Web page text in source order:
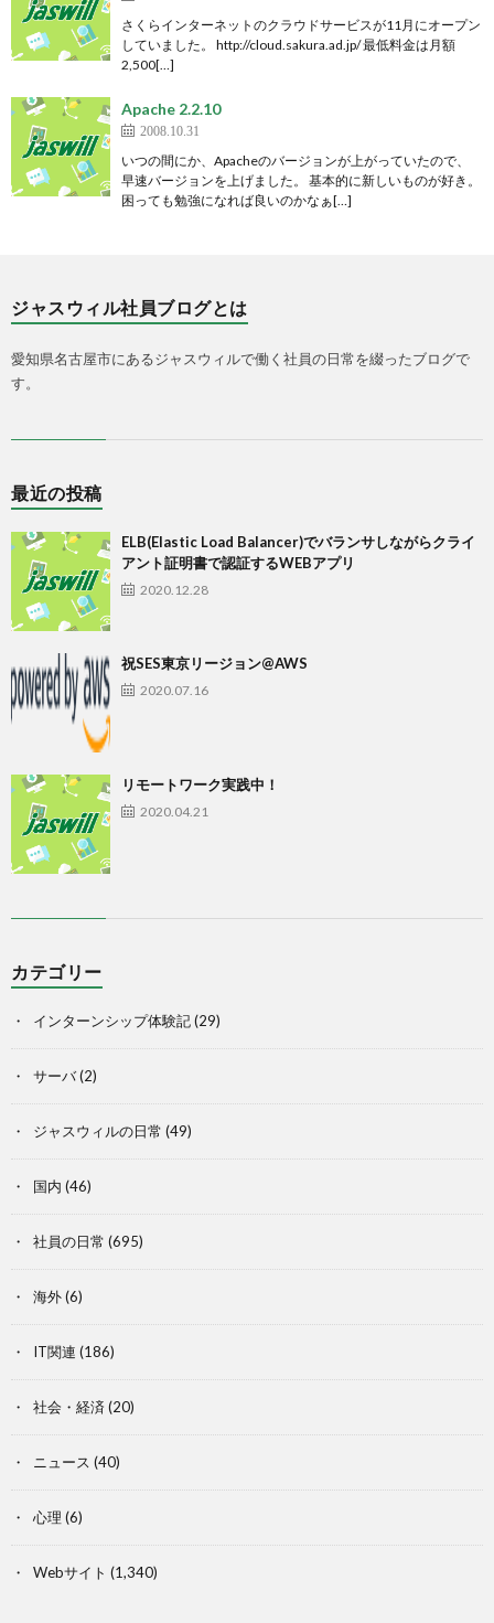
さくらインターネットのクラウドサービスが11月にオープン
していました。 http://cloud.sakura.ad.jp/ 最低料金は月額
2,500[…]
Apache 2.2.10
2008.10.31
いつの間にか、Apacheのバージョンが上がっていたので、
早速バージョンを上げました。 基本的に新しいものが好き。
困っても勉強になれば良いのかなぁ[…]
ジャスウィル社員ブログとは
愛知県名古屋市にあるジャスウィルで働く社員の日常を綴ったブログで
す。
最近の投稿
ELB(Elastic Load Balancer)でバランサしながらクライ
アント証明書で認証するWEBアプリ
2020.12.28
祝SES東京リージョン@AWS
2020.07.16
リモートワーク実践中！
2020.04.21
カテゴリー
インターンシップ体験記(29)
サーバ(2)
ジャスウィルの日常 (49)
国内 (46)
社員の日常 (695)
海外(6)
IT関連 (186)
社会・経済 (20)
ニュース (40)
心理 (6)
Webサイト (1,340)